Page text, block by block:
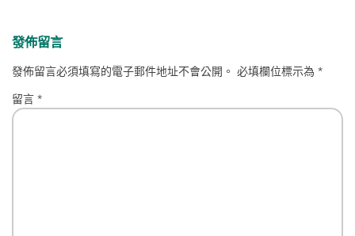
發佈留言
發佈留言必須填寫的電子郵件地址不會公開。 必填欄位標示為*
留言*